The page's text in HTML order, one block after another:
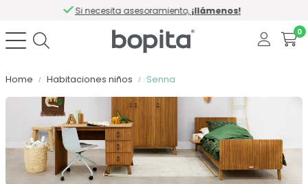
Si necesita asesoramiento,¡llámenos!
0
Home Habitaciones niños Senna
Ordenar por
Color